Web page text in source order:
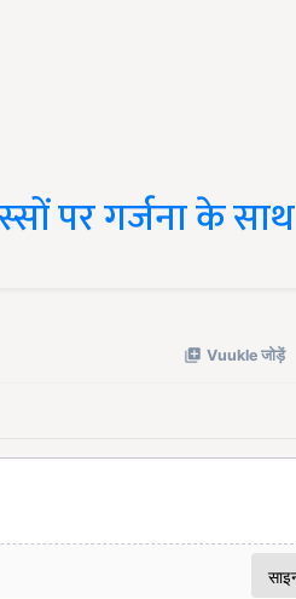
पर गर्जना के साथ